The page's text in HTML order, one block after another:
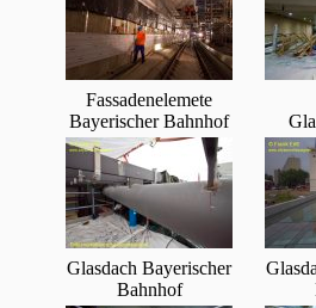
Fassadenelemete
Bayerischer Bahnhof
Glasdach Bayerischer
Bahnhof